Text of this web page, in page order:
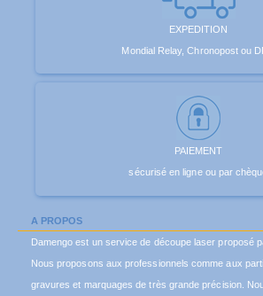
EXPEDITION
Mondial Relay, Chronopost ou
PAIEMENT
sécurisé en ligne ou par
A PROPOS
Damengo est un service de découpe laser proposé
Nous proposons aux professionnels comme aux
gravures et marquages de très grande précision.